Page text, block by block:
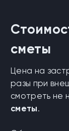
сметы
Цена на
разы при
смотреть не
сметы.